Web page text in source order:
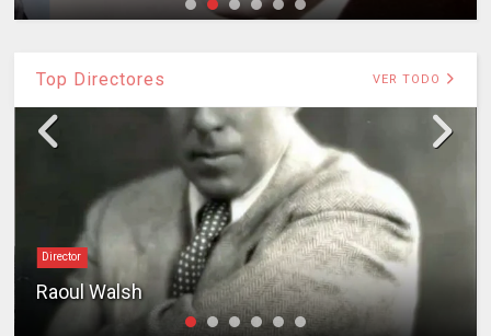
Top Directores VER TODO
Director
Raoul Walsh